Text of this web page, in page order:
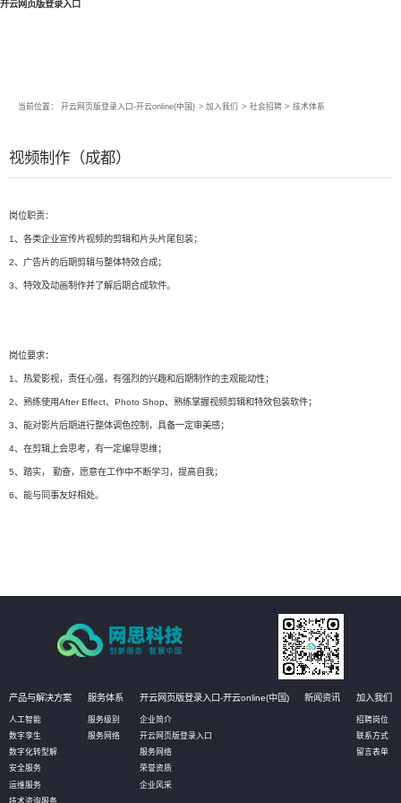
开云网页版登录入口
当前位置： 开云网页版登录入口-开云online(中国) > 加入我们 > 社会招聘 > 技术体系
视频制作（成都）
岗位职责：
1、各类企业宣传片视频的剪辑和片头片尾包装；
2、广告片的后期剪辑与整体特效合成；
3、特效及动画制作并了解后期合成软件。
岗位要求：
1、热爱影视，责任心强，有强烈的兴趣和后期制作的主观能动性；
2、熟练使用After Effect、Photo Shop、熟练掌握视频剪辑和特效包装软件；
3、能对影片后期进行整体调色控制，具备一定审美感；
4、在剪辑上会思考，有一定编导思维；
5、踏实， 勤奋，愿意在工作中不断学习，提高自我；
6、能与同事友好相处。
产品与解决方案
人工智能
数字孪生
数字化转型解
安全服务
运维服务
技术咨询服务
服务体系
服务级别
服务网络
开云网页版登录入口-开云online(中国)
企业简介
开云网页版登录入口
服务网络
荣誉资质
企业风采
新闻资讯 加入我们
招聘岗位
联系方式
留言表单